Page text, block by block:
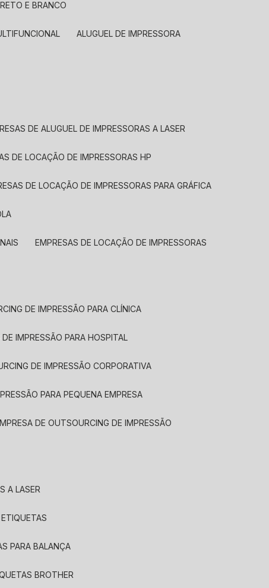
E BRANCO
ALUGUEL DE IMPRESSORA
DE ALUGUEL DE IMPRESSORAS A LASER
DE LOCAÇÃO DE IMPRESSORAS HP
DE LOCAÇÃO DE IMPRESSORAS PARA GRÁFICA
EMPRESAS DE LOCAÇÃO DE IMPRESSORAS
DE IMPRESSÃO PARA CLÍNICA
DE IMPRESSÃO PARA HOSPITAL
DE IMPRESSÃO CORPORATIVA
PARA PEQUENA EMPRESA
EMPRESA DE OUTSOURCING DE IMPRESSÃO
A LASER
PARA BALANÇA
BROTHER